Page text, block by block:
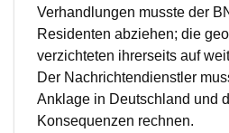
Verhandlungen musste der
Residenten abziehen; die
verzichteten ihrerseits auf
Der Nachrichtendienstler
Anklage in Deutschland und
Konsequenzen rechnen.